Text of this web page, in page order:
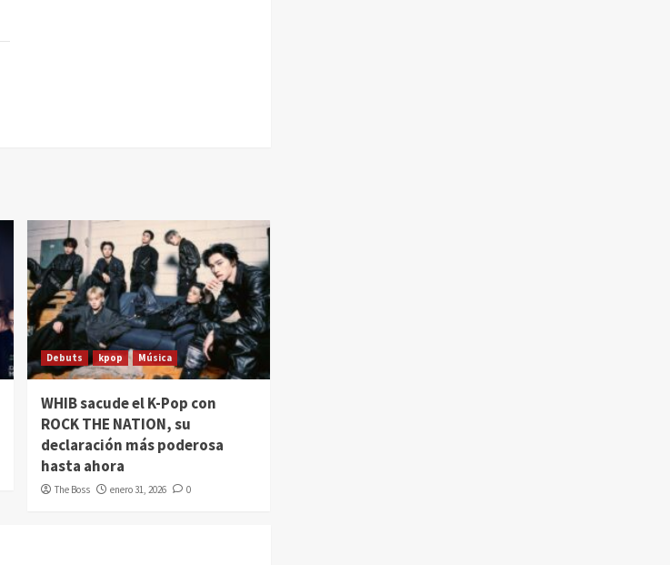
Debuts kpop Música
WHIB sacude el K-Pop con
ROCK THE NATION, su
declaración más poderosa
hasta ahora
The Boss enero 31, 2026 0